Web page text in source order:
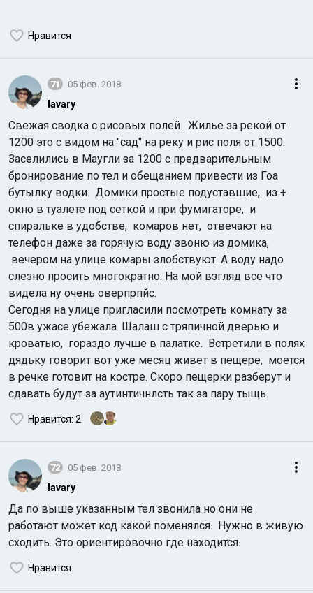
Нравится
71 05 фев. 2018
lavary
Свежая сводка с рисовых полей. Жилье за рекой от
1200 это с видом на "сад" на реку и рис поля от 1500.
Заселились в Маугли за 1200 с предварительным
бронирование по тел и обещанием привести из Гоа
бутылку водки. Домики простые подуставшие, из +
окно в туалете под сеткой и при фумигаторе, и
спиральке в удобстве, комаров нет, отвечают на
телефон даже за горячую воду звоню из домика,
вечером на улице комары злобствуют. А воду надо
слезно просить многократно. На мой взгляд все что
видела ну очень оверпрпйс.
Сегодня на улице пригласили посмотреть комнату за
500в ужасе убежала. Шалаш с тряпичной дверью и
кроватью, гораздо лучше в палатке. Встретили в полях
дядьку говорит вот уже месяц живет в пещере, моется
в речке готовит на костре. Скоро пещерки разберут и
сдавать будут за аутинтичнлсть так за пару тыщь.
Нравится: 2
72 05 фев. 2018
lavary
Да по выше указанным тел звонила но они не
работают может код какой поменялся. Нужно в живую
сходить. Это ориентировочно где находится.
Нравится